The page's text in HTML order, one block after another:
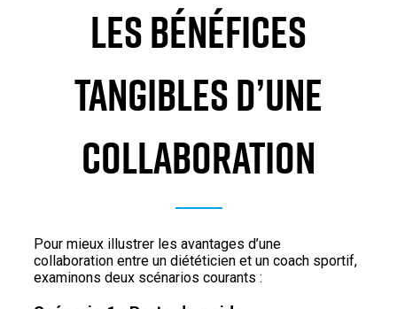
LES BÉNÉFICES
TANGIBLES D’UNE
COLLABORATION
Pour mieux illustrer les avantages d’une
collaboration entre un diététicien et un coach sportif,
examinons deux scénarios courants :